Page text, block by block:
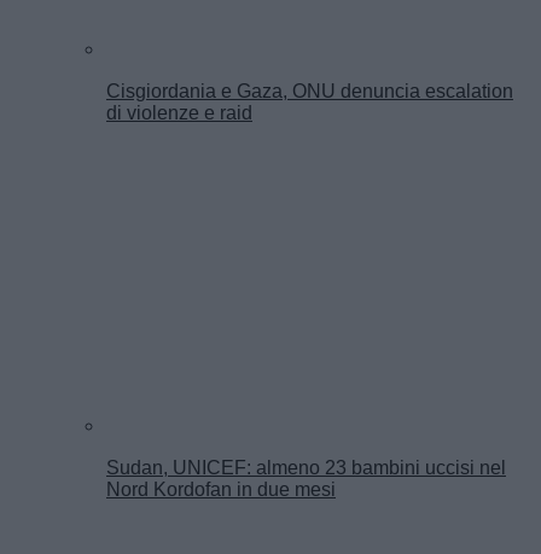
Cisgiordania e Gaza, ONU denuncia escalation
di violenze e raid
Sudan, UNICEF: almeno 23 bambini uccisi nel
Nord Kordofan in due mesi